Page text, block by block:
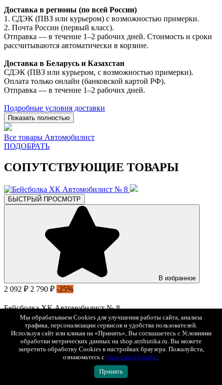
Доставка в регионы (по всей России)
1. СДЭК (ПВЗ или курьером) с возможностью примерки.
2. Почта России (первый класс).
Отправка — в течение 1–2 рабочих дней. Стоимость и сроки
рассчитываются автоматически в корзине.
Доставка в Беларусь и Казахстан
СДЭК (ПВЗ или курьером, с возможностью примерки).
Оплата только онлайн (банковской картой РФ).
Отправка — в течение 1–2 рабочих дней.
Подробные условия доставки
Показать полностью
Все товары Автомобилист
ПОДОБРАТЬ
СОПУТСТВУЮЩИЕ ТОВАРЫ
БЫСТРЫЙ ПРОСМОТР
В избранное
2 092 ₽ 2 790 ₽ -25%
Бейсболка ХК Автомобилист № 8
Арт. 11155
БЫСТРЫЙ ПРОСМОТР
Мы обрабатываем Cookies для улучшения работы сайта, анализа
трафика, персонализации сервисов и удобства пользователей.
Используя сайт или кликая на «Принять», Вы соглашаетесь с Условиями
обработки метрических данных на shop.atributika.ru. Вы можете
запретить обработку Cookies в настройках браузера. Пожалуйста,
ознакомьтесь с Политикой Cookie.
Принять